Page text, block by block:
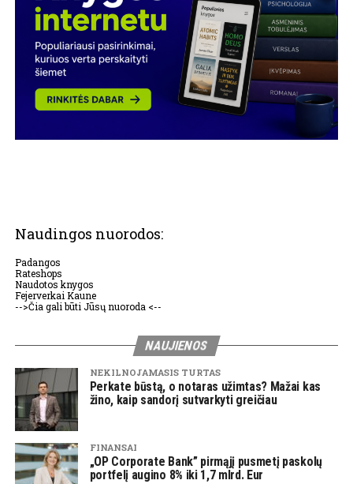
Naudingos nuorodos:
Padangos
Rateshops
Naudotos knygos
Fejerverkai Kaune
-->Čia gali būti Jūsų nuoroda <--
NAUJIENOS
NEKILNOJAMASIS TURTAS
Perkate būstą, o notaras užimtas? Mažai kas
žino, kaip sandorį sutvarkyti greičiau
FINANSAI
„OP Corporate Bank” pirmąjį pusmetį paskolų
portfelį augino 8% iki 1,7 mlrd. Eur